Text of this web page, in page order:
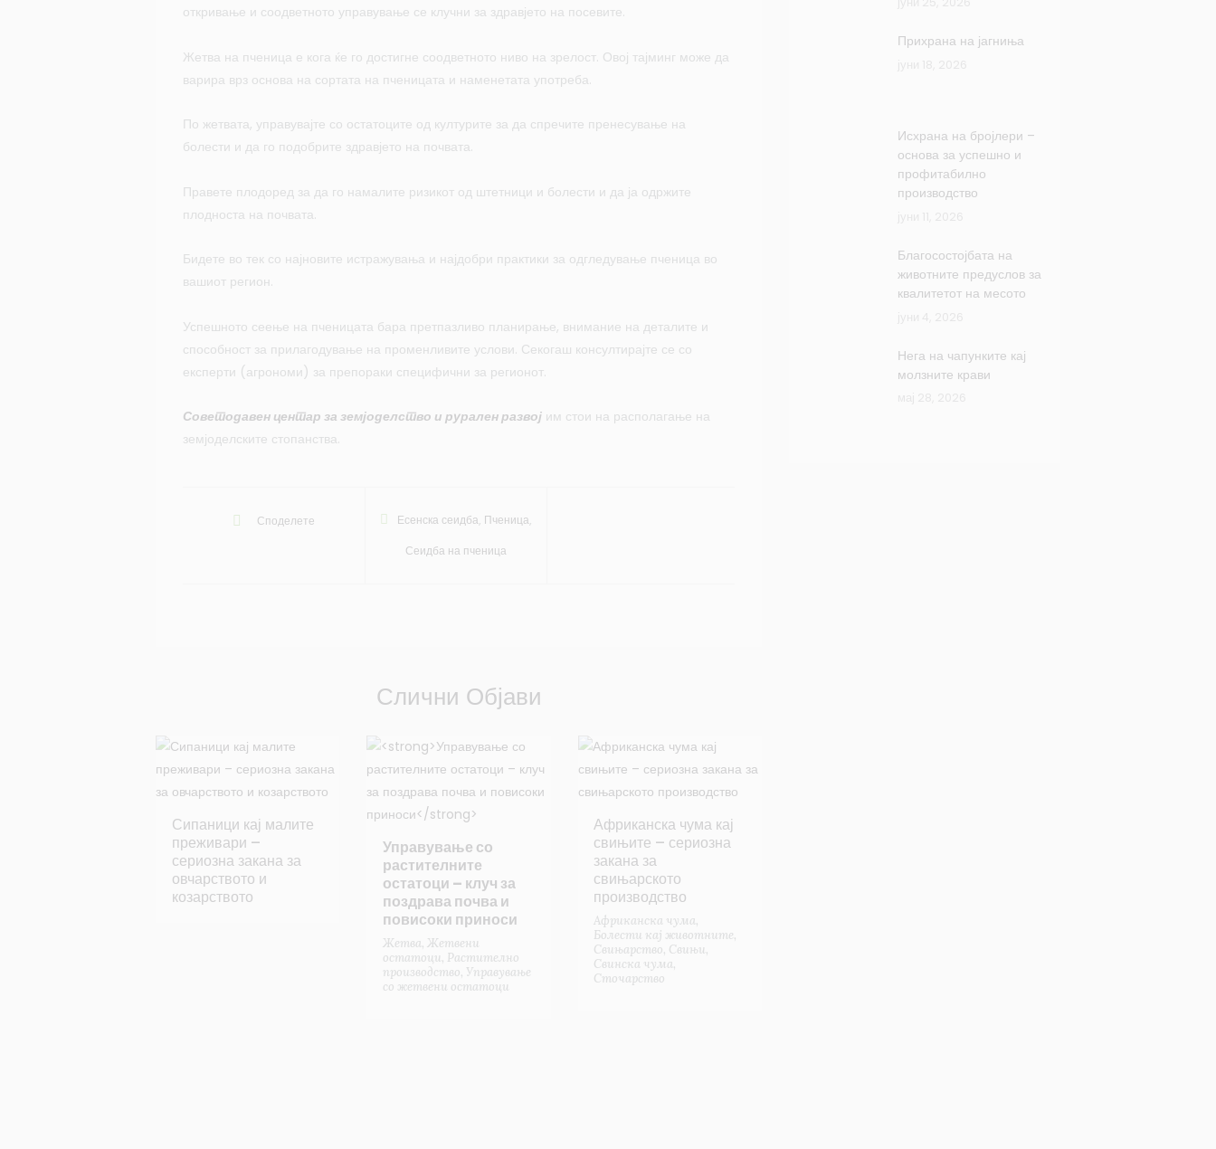
откривање и соодветното управување се клучни за здравјето на посевите.
Жетва на пченица е кога ќе го достигне соодветното ниво на зрелост. Овој тајминг може да
варира врз основа на сортата на пченицата и наменетата употреба.
По жетвата, управувајте со остатоците од културите за да спречите пренесување на
болести и да го подобрите здравјето на почвата.
Правете плодоред за да го намалите ризикот од штетници и болести и да ја одржите
плодноста на почвата.
Бидете во тек со најновите истражувања и најдобри практики за одгледување пченица во
вашиот регион.
Успешното сеење на пченицата бара претпазливо планирање, внимание на деталите и
способност за прилагодување на променливите услови. Секогаш консултирајте се со
експерти (агрономи) за препораки специфични за регионот.
Советодавен центар за земјоделство и рурален развој им стои на располагање на
земјоделските стопанства.
Споделете Есенска сеидба, Пченица,
Сеидба на пченица
Слични Објави
Сипаници кај малите
преживари –
сериозна закана за
овчарството и
козарството
Управување со
растителните
остатоци – клуч за
поздрава почва и
повисоки приноси
Жетва, Жетвени
остатоци, Растително
производство, Управување
со жетвени остатоци
Африканска чума кај
свињите – сериозна
закана за
свињарското
производство
Африканска чума,
Болести кај животните,
Свињарство, Свињи,
Свинска чума,
Сточарство
Прихрана на јагниња
Исхрана на бројлери –
основа за успешно и
профитабилно
производство
Благосостојбата на
животните предуслов за
квалитетот на месото
Нега на чапунките кај
молзните крави